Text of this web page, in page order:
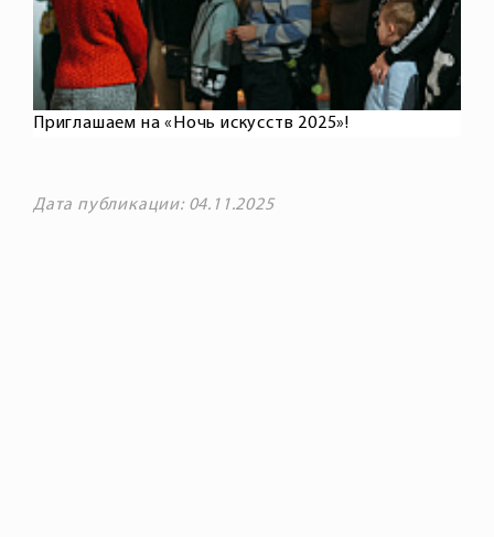
Приглашаем на «Ночь искусств 2025»!
Дата публикации: 04.11.2025